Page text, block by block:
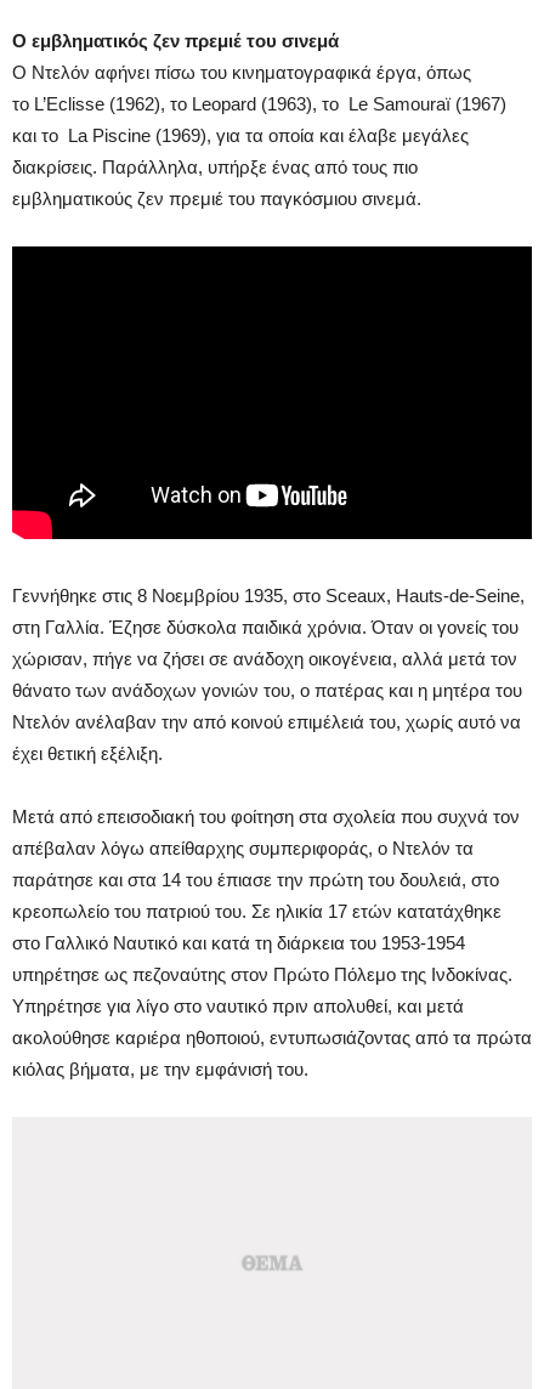
Ο εμβληματικός ζεν πρεμιέ του σινεμά
Ο Ντελόν αφήνει πίσω του κινηματογραφικά έργα, όπως
το L’Eclisse (1962), το Leopard (1963), το Le Samouraï (1967)
και το La Piscine (1969), για τα οποία και έλαβε μεγάλες
διακρίσεις. Παράλληλα, υπήρξε ένας από τους πιο
εμβληματικούς ζεν πρεμιέ του παγκόσμιου σινεμά.
Γεννήθηκε στις 8 Νοεμβρίου 1935, στο Sceaux, Hauts-de-Seine,
στη Γαλλία. Έζησε δύσκολα παιδικά χρόνια. Όταν οι γονείς του
χώρισαν, πήγε να ζήσει σε ανάδοχη οικογένεια, αλλά μετά τον
θάνατο των ανάδοχων γονιών του, ο πατέρας και η μητέρα του
Ντελόν ανέλαβαν την από κοινού επιμέλειά του, χωρίς αυτό να
έχει θετική εξέλιξη.
Μετά από επεισοδιακή του φοίτηση στα σχολεία που συχνά τον
απέβαλαν λόγω απείθαρχης συμπεριφοράς, ο Ντελόν τα
παράτησε και στα 14 του έπιασε την πρώτη του δουλειά, στο
κρεοπωλείο του πατριού του. Σε ηλικία 17 ετών κατατάχθηκε
στο Γαλλικό Ναυτικό και κατά τη διάρκεια του 1953-1954
υπηρέτησε ως πεζοναύτης στον Πρώτο Πόλεμο της Ινδοκίνας.
Υπηρέτησε για λίγο στο ναυτικό πριν απολυθεί, και μετά
ακολούθησε καριέρα ηθοποιού, εντυπωσιάζοντας από τα πρώτα
κιόλας βήματα, με την εμφάνισή του.